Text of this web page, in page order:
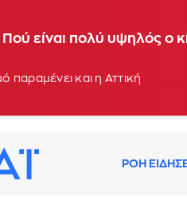
- Συνεδρίαση της
είναι πολύ υψηλός ο
και η Αττική
ΡΟΗ